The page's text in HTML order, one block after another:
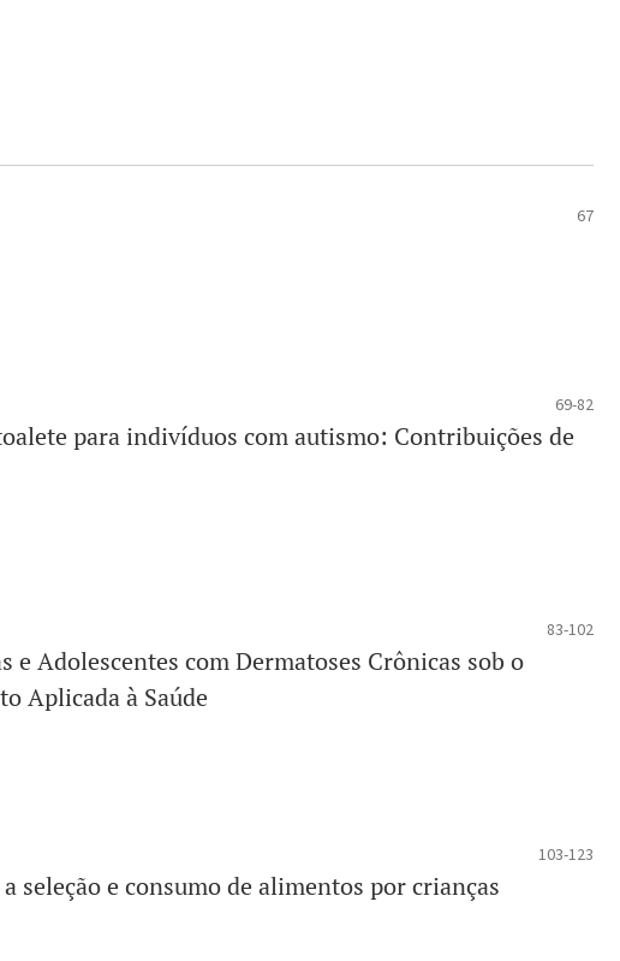
67
69-82
para indivíduos com autismo: Contribuições de
83-102
e Adolescentes com Dermatoses Crônicas sob o
Aplicada à Saúde
103-123
seleção e consumo de alimentos por crianças